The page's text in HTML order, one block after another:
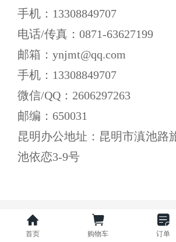
手机：13308849707
电话/传真：0871-63627199
邮箱：ynjmt@qq.com
手机：13308849707
微信/QQ：2606297263
邮编：650031
昆明办公地址：昆明市滇池路
池依恋3-9号
Copyright 1998 - 2025
All Rights Reserved
奥远云提供技术支持
首页 购物车 订单